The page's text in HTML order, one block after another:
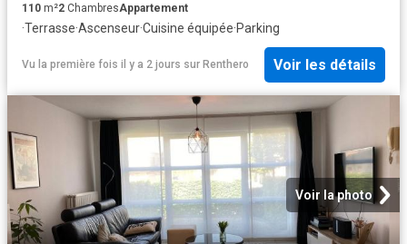
110 m²2 ChambresAppartement
·Terrasse·Ascenseur·Cuisine équipée·Parking
Vu la première fois il y a 2 jours sur Renthero Voir les détails
Voir la photo